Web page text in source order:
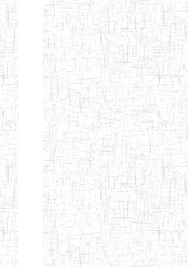
Afficher Page 9 sur 13
Début Préc. 4 5
13
Suivant Fin
Etablissements
d'enseignement
secondaire
technique